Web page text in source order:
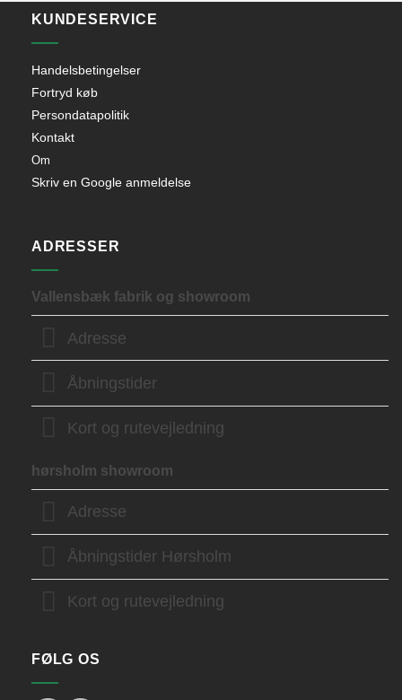
KUNDESERVICE
Handelsbetingelser
Fortryd køb
Persondatapolitik
Kontakt
Om
Skriv en Google anmeldelse
ADRESSER
Vallensbæk fabrik og showroom
Adresse
Åbningstider
Kort og rutevejledning
hørsholm showroom
Adresse
Åbningstider Hørsholm
Kort og rutevejledning
FØLG OS